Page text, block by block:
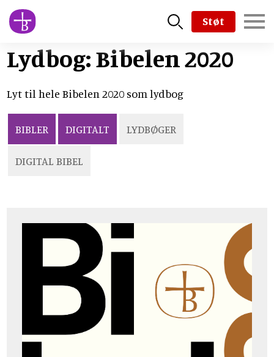
Skip
to
content
Støt
Lydbog: Bibelen 2020
Lyt til hele Bibelen 2020 som lydbog
BIBLER DIGITALT LYDBØGER
DIGITAL BIBEL